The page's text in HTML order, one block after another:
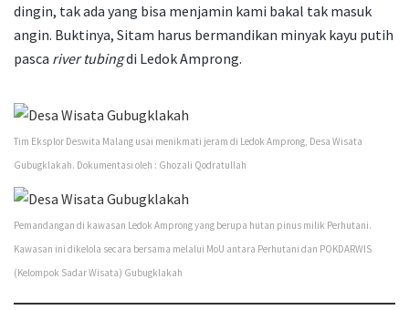
dingin, tak ada yang bisa menjamin kami bakal tak masuk
angin. Buktinya, Sitam harus bermandikan minyak kayu putih
pasca river tubingdi Ledok Amprong.
Tim Eksplor Deswita Malang usai menikmati jeram di Ledok Amprong, Desa Wisata
Gubugklakah. Dokumentasi oleh : Ghozali Qodratullah
Pemandangan di kawasan Ledok Amprong yang berupa hutan pinus milik Perhutani.
Kawasan ini dikelola secara bersama melalui MoU antara Perhutani dan POKDARWIS
(Kelompok Sadar Wisata) Gubugklakah